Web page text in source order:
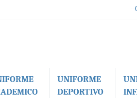
--
UNIFORME
DEPORTIVO